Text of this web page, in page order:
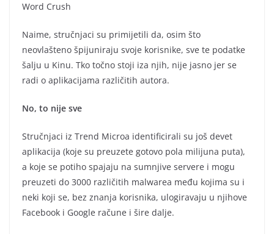
Word Crush
Naime, stručnjaci su primijetili da, osim što
neovlašteno špijuniraju svoje korisnike, sve te podatke
šalju u Kinu. Tko točno stoji iza njih, nije jasno jer se
radi o aplikacijama različitih autora.
No, to nije sve
Stručnjaci iz Trend Microa identificirali su još devet
aplikacija (koje su preuzete gotovo pola milijuna puta),
a koje se potiho spajaju na sumnjive servere i mogu
preuzeti do 3000 različitih malwarea među kojima su i
neki koji se, bez znanja korisnika, ulogiravaju u njihove
Facebook i Google račune i šire dalje.